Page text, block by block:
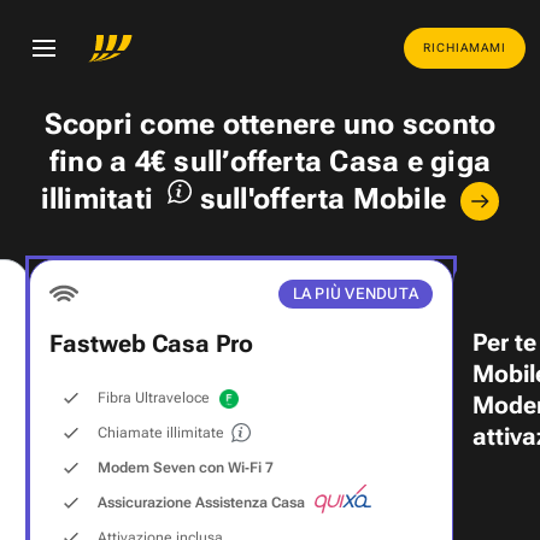
RICHIAMAMI
Scopri come ottenere uno sconto
fino a 4€ sull’offerta Casa egiga
illimitati
sull'offerta Mobile
LA PIÙ VENDUTA
Fastweb Casa Pro
Fibra Ultraveloce
Chiamate illimitate
Modem Seven con Wi‑Fi 7
Assicurazione Assistenza Casa
Per